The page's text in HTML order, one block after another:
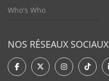
Who's Who
NOS RÉSEAUX SOCIAUX